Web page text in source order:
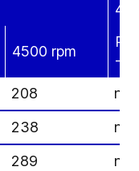
4500 rpm
-
208
n/a
238
n/a
289
n/a